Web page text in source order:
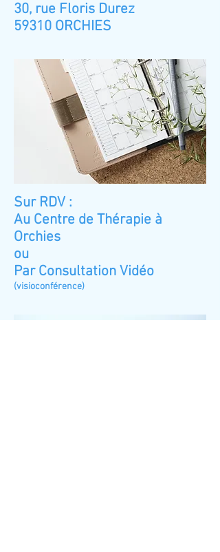
30, rue Floris Durez
59310 ORCHIES
Sur RDV :
Au Centre de Thérapie à
Orchies
ou
Par Consultation Vidéo
(visioconférence)